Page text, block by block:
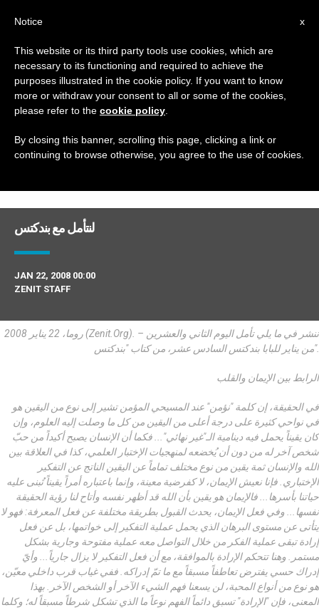
DAY
January 22nd, 2008
DERNIÈRES NOUVELLES
لنتأمل مع بندكتس
JAN 22, 2008 00:00
ZENIT STAFF
روما، 22 يناير 2008 (zenit.org). – ننشر في ما يلي تأمل اليوم الثاني والعشرين
من يناير للبابا بندكتس السادس عشر، من كتاب "بندكتس".
الرابط بين الإيمان والقلب
في الحقيقة، إن كلمة "نؤمن" عند المسيحي المؤمن تشير إلى نوع من اليقين هو
في نواحي كثيرة على درجة أعلى من اليقين من كل ما وصلت إليه العلوم، وإن
كان يقيناً يحمل فيه دينامية الـ"غير نهائي"... فكما أن الإنسان يصبح أكيداً من حبّ
شخص آخر له من دون أن يُخضعه لمنهجيات الإختبار العلمي، كذا في العلاقة بين
الله والإنسان ثمة يقين من نوع مختلف تماماً عن اليقين الناتج عن التفكير
الإختباري. فإنا نعيش الإيمان، لا كفرضية معينة، وإنما باعتباره أمراً يقيناً تُبنى عليه
حياتنا بأسرها... فالإيمان هو يقين بأن الله قد أظهر نفسه وأتاح لنا رؤية الحقيقة
نفسها... وفي فعل الإيمان، يحدث القبول بطريقة مختلفة عن فعل المعرفة: فهو لا
يتأتى عن مستوى البرهان الذي يحمل عملية التفكير إلى خواتمها، بل عن فعل
إرادة تبقى عملية الفكر من خلال التواصل معه عملية مفتوحة وجارية بشكل
مستمر. وهنا تتحكم الإرادة بالموافقة، مع أن فعل التفكير لا يزال جارياً... وأيّ
إدراك حسي يفترض تعاطفاً مسبقاً مع ما تمّ إدراكه. ففي غياب قرب داخلي معيّن،
هو نوع من أنواع المحبة، لن يسعنا فهم الشيء الآخر أو الشخص الآخر. بهذا
المعنى، فإن "الإرادة" تسبق دائماً الفهم نوعاً ما الذي تشكل شرطاً مسبقاً له؛ وكلما
x
Notice
This website or its third party tools use cookies, which are
necessary to its functioning and required to achieve the
purposes illustrated in the cookie policy. If you want to know
more or withdraw your consent to all or some of the cookies,
please refer to the cookie policy
By closing this banner, scrolling this page, clicking a link or
continuing to browse otherwise, you agree to the use of cookies.